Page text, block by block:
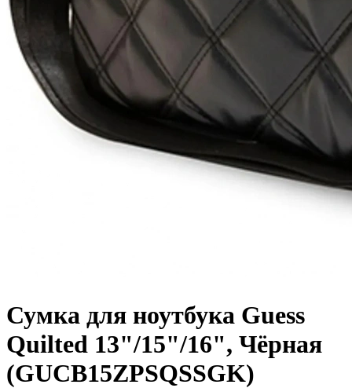
Сумка для ноутбука Guess
Quilted 13"/15"/16", Чёрная
(GUCB15ZPSQSSGK)